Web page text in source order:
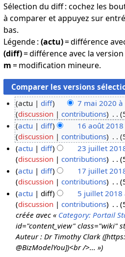
Sélection du diff : cochez les
à comparer et appuyez sur
bas.
Légende : (actu)= différence
(diff)= différence avec la
m= modification mineure.
m
0
0
actu diff 7 mai 2020 à
discussion
contributions
A
u
c
u
n
r
é
s
u
m
é
d
e
6
o
actu diff 16 août
discussion
contributions
A
u
c
u
n
r
é
s
u
m
3
u
actu diff 23 juillet
discussion
contributions
A
u
c
u
n
r
é
s
7
actu diff 17 juillet
discussion
contributions
A
u
c
u
n
r
actu diff 5 juillet 2018
discussion
contributions
créée avec « Category: Portail
id="content_view" class="wiki"
Auteur : Dr Timothy Clark
@BizModelYou])<br />... »